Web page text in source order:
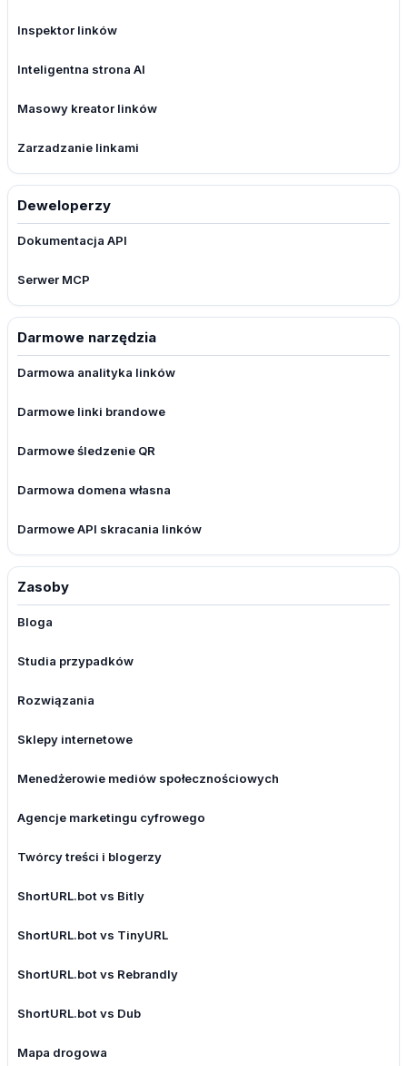
Inspektor linków
Inteligentna strona AI
Masowy kreator linków
Zarzadzanie linkami
Deweloperzy
Dokumentacja API
Serwer MCP
Darmowe narzędzia
Darmowa analityka linków
Darmowe linki brandowe
Darmowe śledzenie QR
Darmowa domena własna
Darmowe API skracania linków
Zasoby
Bloga
Studia przypadków
Rozwiązania
Sklepy internetowe
Menedżerowie mediów społecznościowych
Agencje marketingu cyfrowego
Twórcy treści i blogerzy
ShortURL.bot vs Bitly
ShortURL.bot vs TinyURL
ShortURL.bot vs Rebrandly
ShortURL.bot vs Dub
Mapa drogowa